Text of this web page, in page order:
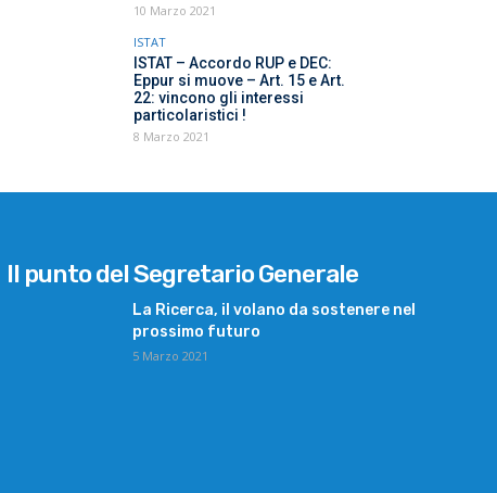
10 Marzo 2021
ISTAT
ISTAT – Accordo RUP e DEC:
Eppur si muove – Art. 15 e Art.
22: vincono gli interessi
particolaristici !
8 Marzo 2021
Il punto del Segretario Generale
La Ricerca, il volano da sostenere nel
prossimo futuro
5 Marzo 2021